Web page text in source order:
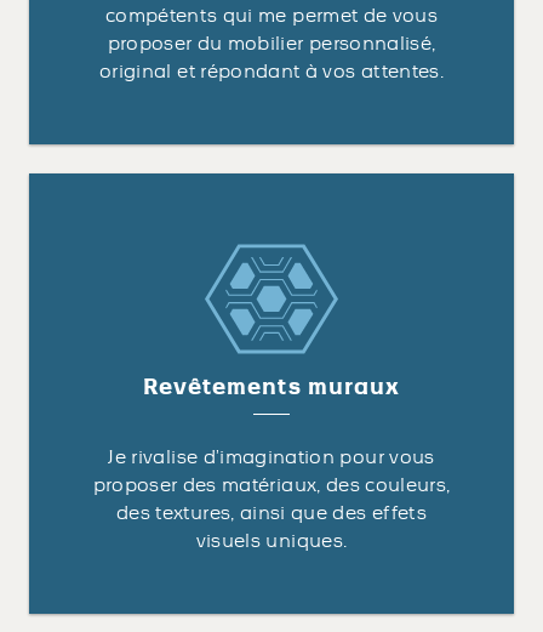
compétents qui me permet de vous
proposer du mobilier personnalisé,
original et répondant à vos attentes.
Revêtements muraux
Je rivalise d’imagination pour vous
proposer des matériaux, des couleurs,
des textures, ainsi que des effets
visuels uniques.